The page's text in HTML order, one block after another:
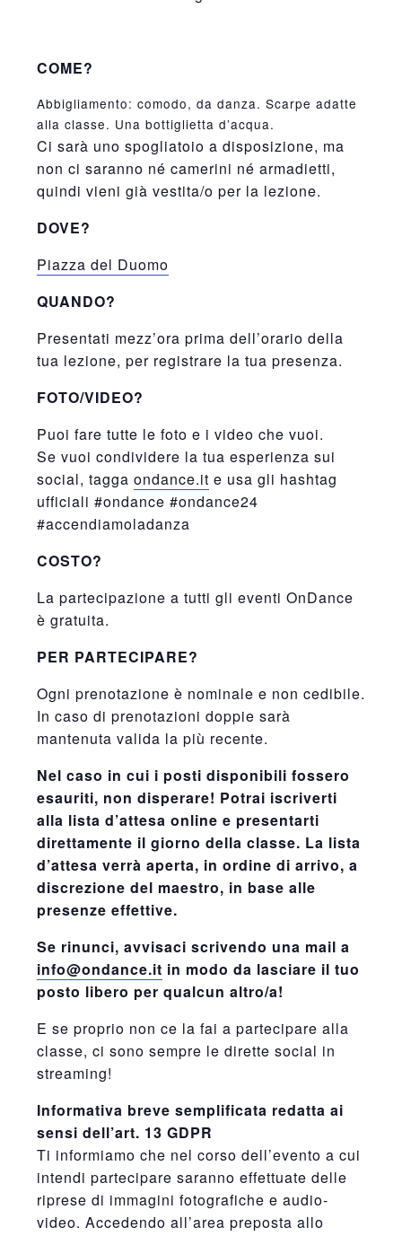
COME?
Abbigliamento: comodo, da danza. Scarpe adatte
alla classe. Una bottiglietta d’acqua.
Ci sarà uno spogliatoio a disposizione, ma
non ci saranno né camerini né armadietti,
quindi vieni già vestita/o per la lezione.
DOVE?
Piazza del Duomo
QUANDO?
Presentati mezz’ora prima dell’orario della
tua lezione, per registrare la tua presenza.
FOTO/VIDEO?
Puoi fare tutte le foto e i video che vuoi.
Se vuoi condividere la tua esperienza sui
social, tagga ondance.it e usa gli hashtag
ufficiali #ondance #ondance24
#accendiamoladanza
COSTO?
La partecipazione a tutti gli eventi OnDance
è gratuita.
PER PARTECIPARE?
Ogni prenotazione è nominale e non cedibile.
In caso di prenotazioni doppie sarà
mantenuta valida la più recente.
Nel caso in cui i posti disponibili fossero
esauriti, non disperare! Potrai iscriverti
alla lista d’attesa online e presentarti
direttamente il giorno della classe. La lista
d’attesa verrà aperta, in ordine di arrivo, a
discrezione del maestro, in base alle
presenze effettive.
Se rinunci, avvisaci scrivendo una mail a
info@ondance.it in modo da lasciare il tuo
posto libero per qualcun altro/a!
E se proprio non ce la fai a partecipare alla
classe, ci sono sempre le dirette social in
streaming!
Informativa breve semplificata redatta ai
sensi dell’art. 13 GDPR
Ti informiamo che nel corso dell’evento a cui
intendi partecipare saranno effettuate delle
riprese di immagini fotografiche e audio-
video. Accedendo all’area preposta allo